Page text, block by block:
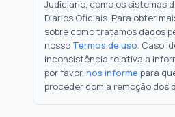
Judiciário, como os sistemas
Diários Oficiais. Para obter
sobre como tratamos dados
nosso Termos de uso. Caso
inconsistência relativa a
por favor, nos informe para
proceder com a remoção dos